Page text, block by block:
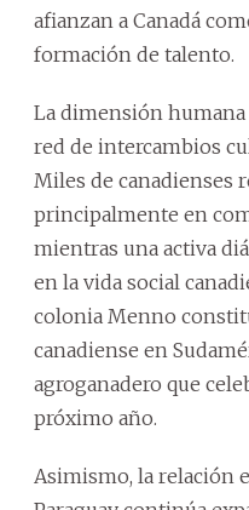
afianzan a Canadá
formación de talento.
La dimensión
red de intercambios
Miles de canadienses
principalmente en
mientras una activa
en la vida social
colonia Menno
canadiense en
agroganadero que
próximo año.
Asimismo, la relación